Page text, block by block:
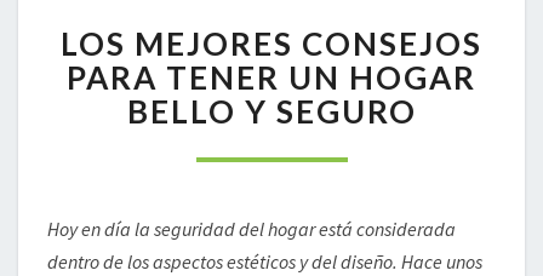
MEJORES
CONSEJOS
PARA
TENER
Y
SEGURO
LOS MEJORES CONSEJOS
PARA TENER UN HOGAR
BELLO Y SEGURO
Hoy en día la seguridad del hogar está considerada
dentro de los aspectos estéticos y del diseño. Hace unos